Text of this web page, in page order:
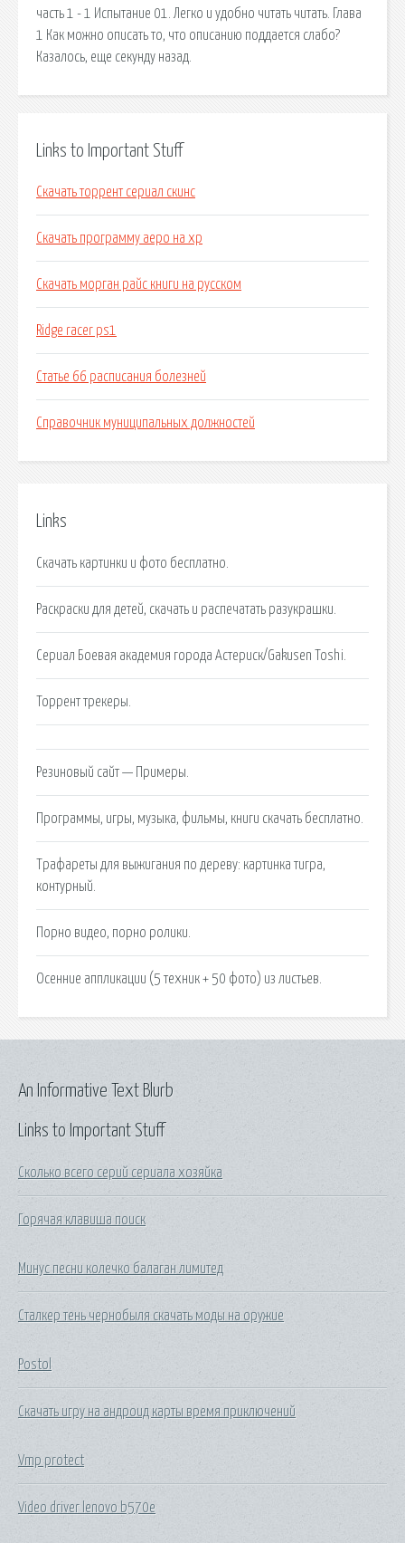
часть 1 - 1 Испытание 01. Легко и удобно читать читать. Глава
1 Как можно описать то, что описанию поддается слабо?
Казалось, еще секунду назад.
Links to Important Stuff
Скачать торрент сериал скинс
Скачать программу аеро на хр
Скачать морган райс книги на русском
Ridge racer ps1
Статье 66 расписания болезней
Справочник муниципальных должностей
Links
Скачать картинки и фото бесплатно.
Раскраски для детей, скачать и распечатать разукрашки.
Сериал Боевая академия города Астериск/Gakusen Toshi.
Торрент трекеры.
Резиновый сайт — Примеры.
Программы, игры, музыка, фильмы, книги скачать бесплатно.
Трафареты для выжигания по дереву: картинка тигра,
контурный.
Порно видео, порно ролики.
Осенние аппликации (5 техник + 50 фото) из листьев.
Links to Important Stuff
Сколько всего серий сериала хозяйка
Горячая клавиша поиск
Минус песни колечко балаган лимитед
Сталкер тень чернобыля скачать моды на оружие
Postol
Скачать игру на андроид карты время приключений
Vmp protect
Video driver lenovo b570e
An Informative Text Blurb